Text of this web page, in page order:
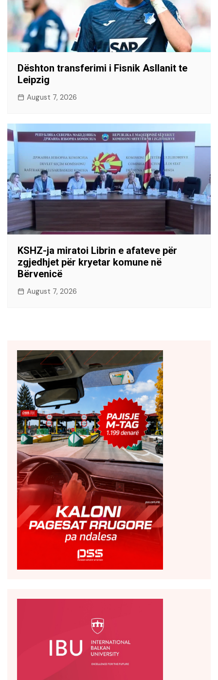
Dështon transferimi i Fisnik Asllanit te
Leipzig
August 7, 2026
KSHZ-ja miratoi Librin e afateve për
zgjedhjet për kryetar komune në
Bërvenicë
August 7, 2026